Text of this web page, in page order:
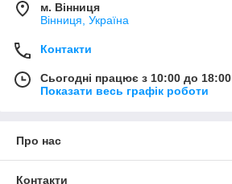
м. Вінниця
Вінниця, Україна
Контакти
Сьогодні працює з 10:00 до 18:00
Показати весь графік роботи
Про нас
Контакти